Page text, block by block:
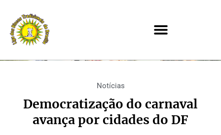
Notícias
Democratização do carnaval
avança por cidades do DF